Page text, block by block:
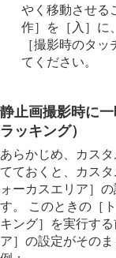
やく移動させる
作］ を ［入］ に、
［撮影時のタッ
てください。
静止画撮影時に
ラッキング）
あらかじめ、カスタ
てておくと、カス
ォーカスエリア］ の
す。 このときの ［
キング］
を実行す
ア］ の設定がそのま